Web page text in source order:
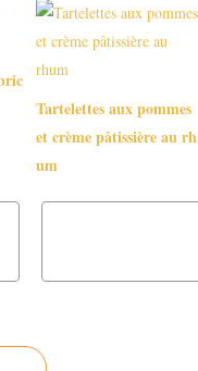
Tartelettes aux pommes
et crème pâtissière au rh
um